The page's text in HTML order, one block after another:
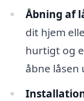
Åbning af
dit hjem
hurtigt og
åbne låsen